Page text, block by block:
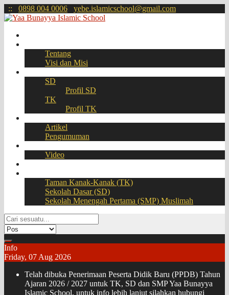
:: 0898 004 0006 yebe.islamicschool@gmail.com
Tentang
Visi dan Misi
SD
Profil SD
TK
Profil TK
Artikel
Pengumuman
Video
Taman Kanak-Kanak (TK)
Sekolah Dasar (SD)
Sekolah Menengah Pertama (SMP) Muslimah
Info
Friday, 07 Aug 2026
Telah dibuka Penerimaan Peserta Didik Baru (PPDB) Tahun
Ajaran 2026 / 2027 untuk TK, SD dan SMP Yaa Bunayya
Islamic School, untuk info lebih lanjut silahkan hubungi